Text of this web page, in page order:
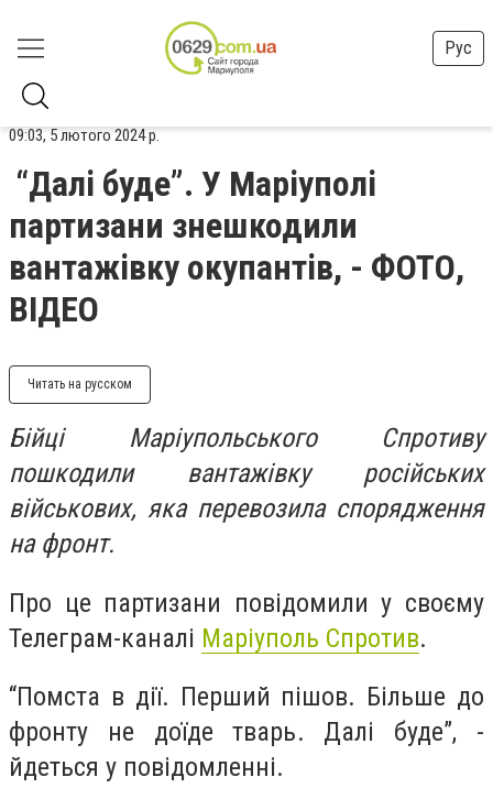
Рус
09:03, 5 лютого 2024 р.
“Далі буде”. У Маріуполі
партизани знешкодили
вантажівку окупантів, - ФОТО,
ВІДЕО
Читать на русском
Бійці Маріупольського Спротиву
пошкодили вантажівку російських
військових, яка перевозила спорядження
на фронт.
Про це партизани повідомили у своєму
Телеграм-каналі Маріуполь Спротив.
“Помста в дії. Перший пішов. Більше до
фронту не доїде тварь. Далі буде”, -
йдеться у повідомленні.